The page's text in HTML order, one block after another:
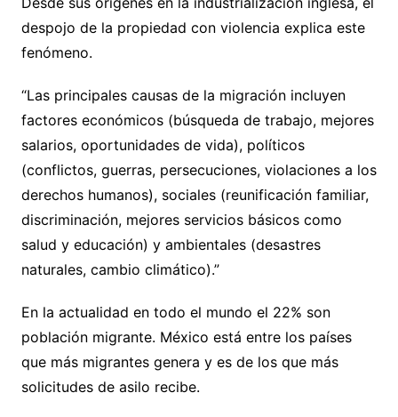
despojo de la propiedad con violencia explica este
fenómeno.
“Las principales causas de la migración incluyen
factores económicos (búsqueda de trabajo, mejores
salarios, oportunidades de vida), políticos
(conflictos, guerras, persecuciones, violaciones a los
derechos humanos), sociales (reunificación familiar,
discriminación, mejores servicios básicos como
salud y educación) y ambientales (desastres
naturales, cambio climático).”
En la actualidad en todo el mundo el 22% son
población migrante. México está entre los países
que más migrantes genera y es de los que más
solicitudes de asilo recibe.